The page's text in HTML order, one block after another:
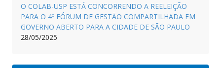
O COLAB-USP ESTÁ CONCORRENDO A REELEIÇÃO
PARA O 4º FÓRUM DE GESTÃO COMPARTILHADA EM
GOVERNO ABERTO PARA A CIDADE DE SÃO PAULO
28/05/2025